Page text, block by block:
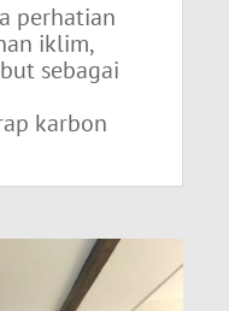
perhatian
iklim,
sebagai
karbon